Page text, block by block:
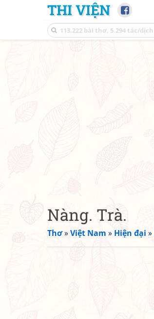
THI VIỆN
Nàng. Trà.
Thơ»Việt Nam » Hiện đại »